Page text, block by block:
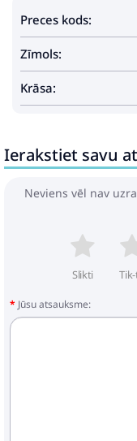
pārklājumu
Izmēri: 55 x
augstums)
Sēdekļa
Sēdekļa
Dīvāns ar
pinuma
pārklājumu
Izmēri: 59 x
augstums)
Sēdekļa
Sēdekļa
Roku balstu
Kāju soliņš:
Krāsa: melna
Materiāls:
pinuma
Preces kods:
Zīmols:
Krāsa:
Ierakstiet savu
Neviens vēl nav
Slikti
Jūsu atsauksme: